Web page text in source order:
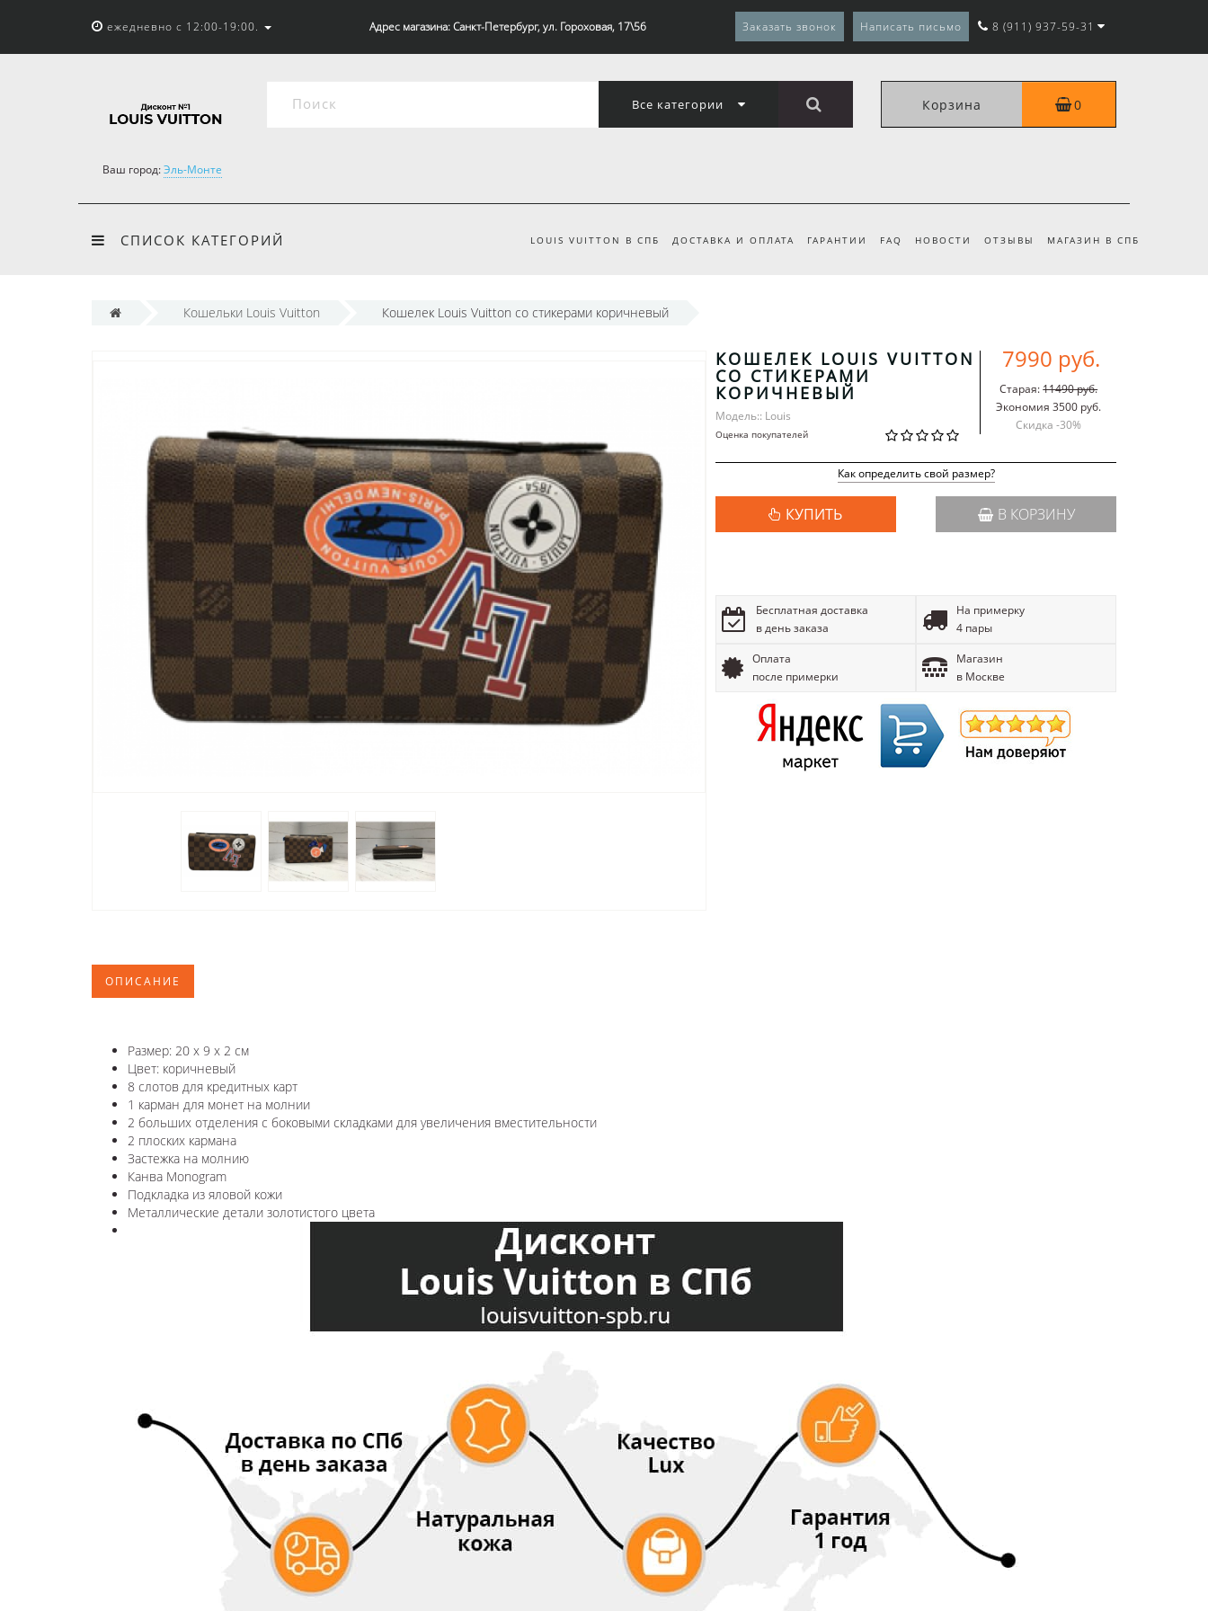
ежедневно с 12:00-19:00. Адрес магазина: Санкт-Петербург, ул. Гороховая, 17\56 Заказать звонок Написать письмо 8 (911) 937-59-31
Все категории Корзина 0
Ваш город:Эль-Монте
СПИСОК КАТЕГОРИЙ LOUIS VUITTON В СПБ ДОСТАВКА И ОПЛАТА ГАРАНТИИ FAQ НОВОСТИ ОТЗЫВЫ МАГАЗИН В СПБ
Кошельки Louis Vuitton Кошелек Louis Vuitton со стикерами коричневый
КОШЕЛЕК LOUIS VUITTON
СО СТИКЕРАМИ
КОРИЧНЕВЫЙ
Модель:: Louis
Оценка покупателей
7990 руб.
Старая:11490 руб.
Экономия 3500 руб.
Скидка -30%
Как определить свой размер?
КУПИТЬ В КОРЗИНУ
Бесплатная доставка
в день заказа
На примерку
4 пары
Оплата
после примерки
Магазин
в Москве
ОПИСАНИЕ
Размер: 20 x 9 x 2 см
Цвет: коричневый
8 слотов для кредитных карт
1 карман для монет на молнии
2 больших отделения с боковыми складками для увеличения вместительности
2 плоских кармана
Застежка на молнию
Канва Monogram
Подкладка из яловой кожи
Металлические детали золотистого цвета